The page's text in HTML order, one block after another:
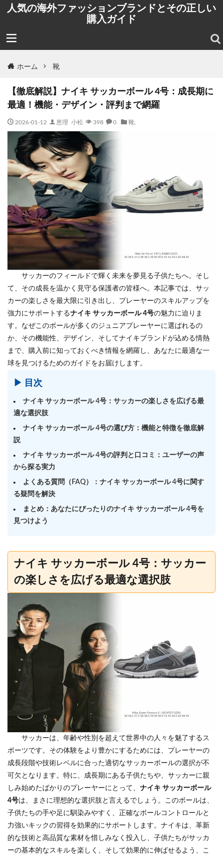
人気の海外ファッションブランドとその正しい
購入ガイド
ホーム 靴
【徹底解説】ナイキ サッカーボール 4号：成長期に
最適！機能・デザイン・評判まで網羅
2026-01-12 恵理 小松 398 0 靴
サッカーのフィールドで輝く未来を夢見る子供たちへ。そし
て、その成長を温かく見守る保護者の皆様へ。本記事では、サッ
カーの楽しさを最大限に引き出し、プレーヤーのスキルアップを
強力にサポートするナイキ サッカーボール 4号の魅力に迫りま
す。なぜこのボールが多くのジュニアプレーヤーに選ばれるの
か、その機能性、デザイン、そしてナイキブランドが込める情熱
まで、購入前に知っておくべき情報を網羅し、あなたに最適な一
球を見つけるためのガイドをお届けします。
▶ 目次
ナイキ サッカーボール 4号：サッカーの楽しさを広げる最
適な選択肢
ナイキ サッカーボール 4号の選び方：機能と特徴を徹底解
説
ナイキ サッカーボール 4号の評判と口コミ：ユーザーの声
から探る実力
よくある質問（FAQ）：ナイキ サッカーボール 4号に関す
る疑問を解決
まとめ：あなたにぴったりのナイキ サッカーボール 4号を
見つけよう
ナイキ サッカーボール 4号：サッカー
の楽しさを広げる最適な選択肢
サッカーは、年齢や性別を超えて世界中の人々を魅了するス
ポーツです。その体験をより豊かにするためには、プレーヤーの
成長段階や技術レベルに合った適切なサッカーボールの選択が不
可欠となります。特に、成長期にある子供たちや、サッカーに親
しみ始めたばかりのプレーヤーにとって、 ナイキ サッカーボール
4号は、まさに理想的な選択肢と言えるでしょう。このボールは、
子供たちの手や足に馴染みやすく、正確なボールコントロールと
力強いキックの習得を効果的にサポートします。ナイキは、革新
的な技術と高品質な素材を惜しみなく投入し、子供たちがサッカ
ーの基本的なスキルを楽しく、そして効果的に伸ばせるよう、こ